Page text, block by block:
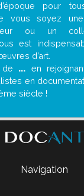
pour
vous soyez
ou un
est
d’art.
de ... en
en
siècle !
Navigation